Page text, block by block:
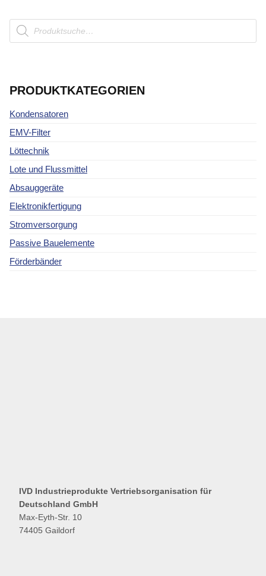
Products
search
PRODUKTKATEGORIEN
Kondensatoren
EMV-Filter
Löttechnik
Lote und Flussmittel
Absauggeräte
Elektronikfertigung
Stromversorgung
Passive Bauelemente
Förderbänder
IVD Industrieprodukte Vertriebsorganisation für
Deutschland GmbH
Max-Eyth-Str. 10
74405 Gaildorf